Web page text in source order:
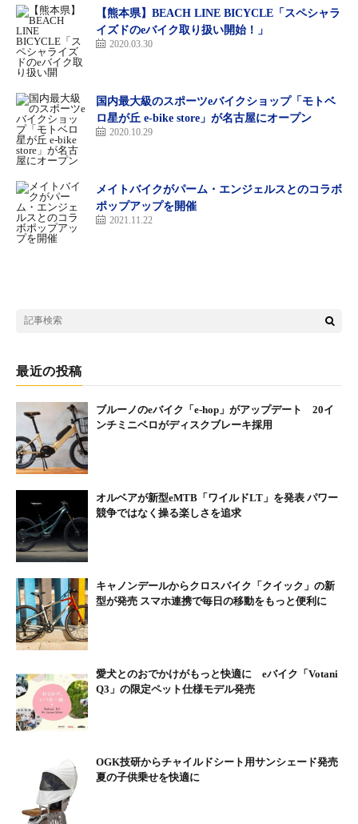
・東銀座駅から徒歩25分（東京メトロ日比谷線・都営浅草線）
電話番号：03-5548-5202
延床面積：約180平方メートル
売り場構成：完成車（E-BIKE約20台、ミニベロ・コミュータ
サリー
営業時間：月・火・木・金 12:00-20:00、土・祝 11:00-19:00
定休日：水・日（祝日除）
ホームページ
住みたい街人気急上昇スポット・勝どきでアーバンe-コミュータ
ーを提案：
「本当に住みやすい街大賞2017（＊主催：アルヒ株式会社）」で
勝どき店は、アーバンバイクと『TREK（トレック）』ショップ
女性や初心者に優しいクロスバイクを約60台以上展示、勝どき店
の“イチオシ”として世界のトップブランド『TREK（トレッ
ク）』を提案します。
福田佑二郎店長のコメント
ワイズロード銀座勝どきアーバンe-コミューター店にようこそ！
今までのワイズロードとは違ったコンセプトの新しいワイズロー
女性・初心者にやさしいスポーツタイプのプレミアムeバイク、
地球環境にやさしいECOなライフスタイルバイクを提案いたしま
ク」を強力プッシュ！ 快適で軽快なスポーツサイクル、本格的
なロードバイクの自転車も展示・販売いたします。
銀座や築地にお立ち寄りの際は、ぜひ銀座勝どき店に足を運んで
みてください。
創業120周年のスポーツサイクル専門店Y’Roadだからできるこ
と
：
おかげさまでワイズロードは今年創業120周年をむかえます。日
たあらゆるノウハウをすべて投入し、お客様にアーバンe-コミュ
ーターの専門店としてお役に立てるよう努めます。
女性にやさしい小さめのサイズや、初心者が安全に乗車すること
ができる適正なサイズをそろえ、オススメします。また、都市間
【熊本県】BEACH LINE BICYCLE「スペシャラ
イズドのeバイク取り扱い開始！」
2020.03.30
国内最大級のスポーツeバイクショップ「モトベ
ロ星が丘 e-bike store」が名古屋にオープン
2020.10.29
メイトバイクがパーム・エンジェルスとのコラボ
ポップアップを開催
2021.11.22
最近の投稿
ブルーノのeバイク「e-hop」がアップデート 20イ
ンチミニベロがディスクブレーキ採用
オルベアが新型eMTB「ワイルドLT」を発表 パワー
競争ではなく操る楽しさを追求
キャノンデールからクロスバイク「クイック」の新
型が発売 スマホ連携で毎日の移動をもっと便利に
愛犬とのおでかけがもっと快適に eバイク「Votani
Q3」の限定ペット仕様モデル発売
OGK技研からチャイルドシート用サンシェード発売
夏の子供乗せを快適に